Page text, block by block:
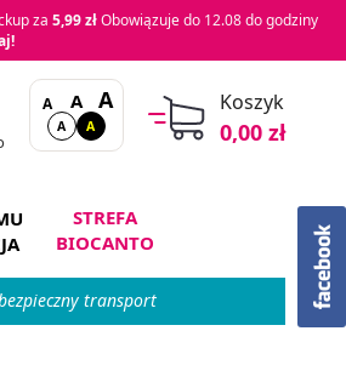
za 5,99 złObowiązuje do 12.08 do godziny
A A A
A A
Koszyk
0,00 zł
STREFA
BIOCANTO
transport